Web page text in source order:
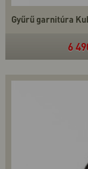
Gyűrű garnitúra
6